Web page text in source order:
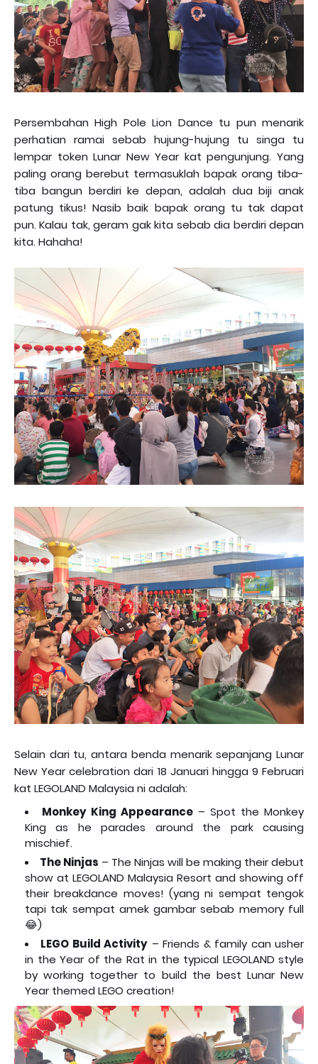
Persembahan High Pole Lion Dance tu pun menarik
perhatian ramai sebab hujung-hujung tu singa tu
lempar token Lunar New Year kat pengunjung. Yang
paling orang berebut termasuklah bapak orang tiba-
tiba bangun berdiri ke depan, adalah dua biji anak
patung tikus! Nasib baik bapak orang tu tak dapat
pun. Kalau tak, geram gak kita sebab dia berdiri depan
kita. Hahaha!
Selain dari tu, antara benda menarik sepanjang Lunar
New Year celebration dari 18 Januari hingga 9 Februari
kat LEGOLAND Malaysia ni adalah:
Monkey King Appearance – Spot the Monkey
King as he parades around the park causing
mischief.
The Ninjas – The Ninjas will be making their debut
show at LEGOLAND Malaysia Resort and showing off
their breakdance moves! (yang ni sempat tengok
tapi tak sempat amek gambar sebab memory full
😂)
LEGO Build Activity – Friends & family can usher
in the Year of the Rat in the typical LEGOLAND style
by working together to build the best Lunar New
Year themed LEGO creation!